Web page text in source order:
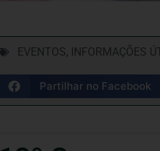
EVENTOS, INFORMAÇÕES
Partilhar no Facebook